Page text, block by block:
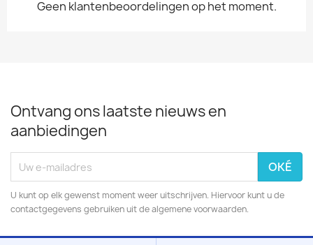
Geen klantenbeoordelingen op het moment.
Ontvang ons laatste nieuws en
aanbiedingen
U kunt op elk gewenst moment weer uitschrijven. Hiervoor kunt u de
contactgegevens gebruiken uit de algemene voorwaarden.